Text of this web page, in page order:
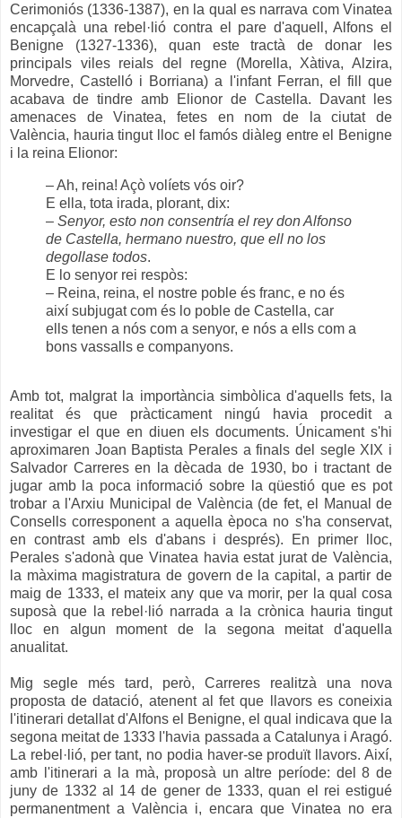
Cerimoniós (1336-1387), en la qual es narrava com Vinatea
encapçalà una rebel·lió contra el pare d'aquell, Alfons el
Benigne (1327-1336), quan este tractà de donar les
principals viles reials del regne (Morella, Xàtiva, Alzira,
Morvedre, Castelló i Borriana) a l'infant Ferran, el fill que
acabava de tindre amb Elionor de Castella. Davant les
amenaces de Vinatea, fetes en nom de la ciutat de
València, hauria tingut lloc el famós diàleg entre el Benigne
i la reina Elionor:
– Ah, reina! Açò volíets vós oir?
E ella, tota irada, plorant, dix:
– Senyor, esto non consentría el rey don Alfonso
de Castella, hermano nuestro, que ell no los
degollase todos.
E lo senyor rei respòs:
– Reina, reina, el nostre poble és franc, e no és
així subjugat com és lo poble de Castella, car
ells tenen a nós com a senyor, e nós a ells com a
bons vassalls e companyons.
Amb tot, malgrat la importància simbòlica d'aquells fets, la
realitat és que pràcticament ningú havia procedit a
investigar el que en diuen els documents. Únicament s'hi
aproximaren Joan Baptista Perales a finals del segle XIX i
Salvador Carreres en la dècada de 1930, bo i tractant de
jugar amb la poca informació sobre la qüestió que es pot
trobar a l'Arxiu Municipal de València (de fet, el Manual de
Consells corresponent a aquella època no s'ha conservat,
en contrast amb els d'abans i després). En primer lloc,
Perales s'adonà que Vinatea havia estat jurat de València,
la màxima magistratura de govern de la capital, a partir de
maig de 1333, el mateix any que va morir, per la qual cosa
suposà que la rebel·lió narrada a la crònica hauria tingut
lloc en algun moment de la segona meitat d'aquella
anualitat.
Mig segle més tard, però, Carreres realitzà una nova
proposta de datació, atenent al fet que llavors es coneixia
l'itinerari detallat d'Alfons el Benigne, el qual indicava que la
segona meitat de 1333 l'havia passada a Catalunya i Aragó.
La rebel·lió, per tant, no podia haver-se produït llavors. Així,
amb l'itinerari a la mà, proposà un altre període: del 8 de
juny de 1332 al 14 de gener de 1333, quan el rei estigué
permanentment a València i, encara que Vinatea no era